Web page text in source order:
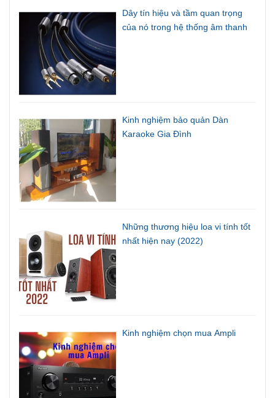
Dây tín hiệu và tầm quan trọng
của nó trong hệ thống âm thanh
Kinh nghiệm bảo quản Dàn
Karaoke Gia Đình
Những thương hiệu loa vi tính tốt
nhất hiện nay (2022)
Kinh nghiệm chọn mua Ampli